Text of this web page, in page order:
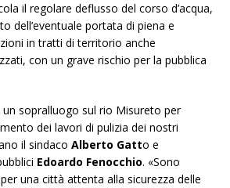
il regolare deflusso del corso d’acqua,
dell’eventuale portata di piena e
in tratti di territorio anche
con un grave rischio per la pubblica
sopralluogo sul rio Misureto per
dei lavori di pulizia dei nostri
il sindaco Alberto Gatto e
Edoardo Fenocchio. «Sono
una città attenta alla sicurezza delle